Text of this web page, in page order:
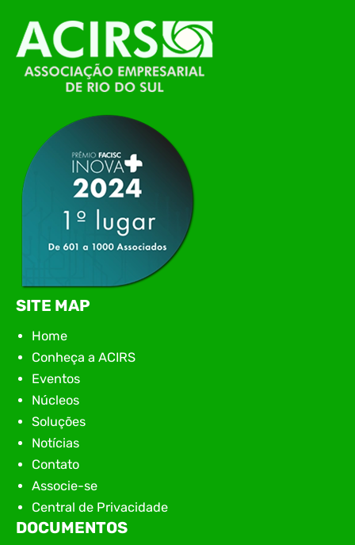
O Polo ACATE-ACIRS, por meio do NIAVI – Núcleo
de Tecnologia da Informação do Alto Vale do
Itajaí, realizou, no dia 21 de julho, o evento
Conexão Tech NIAVI, reunindo empresas de
tecnologia da região para uma noite de
apresentação de novas iniciativas para o setor. O
encontro aconteceu em Rio…
SITE MAP
Home
Conheça a ACIRS
Eventos
Núcleos
Soluções
Notícias
Contato
Associe-se
Central de Privacidade
DOCUMENTOS